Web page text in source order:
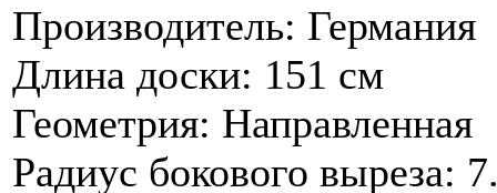
Производитель: Германия
Длина доски: 151 см
Геометрия: Направленная
Радиус бокового выреза: